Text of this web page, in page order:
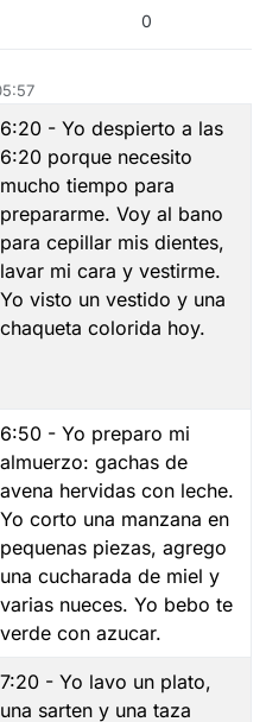
0
6:20 - Yo despierto a las
6:20 porque necesito
mucho tiempo para
prepararme. Voy al bano
para cepillar mis dientes,
lavar mi cara y vestirme.
Yo visto un vestido y una
chaqueta colorida hoy.
6:50 - Yo preparo mi
almuerzo: gachas de
avena hervidas con leche.
Yo corto una manzana en
pequenas piezas, agrego
una cucharada de miel y
varias nueces. Yo bebo te
verde con azucar.
7:20 - Yo lavo un plato,
una sarten y una taza